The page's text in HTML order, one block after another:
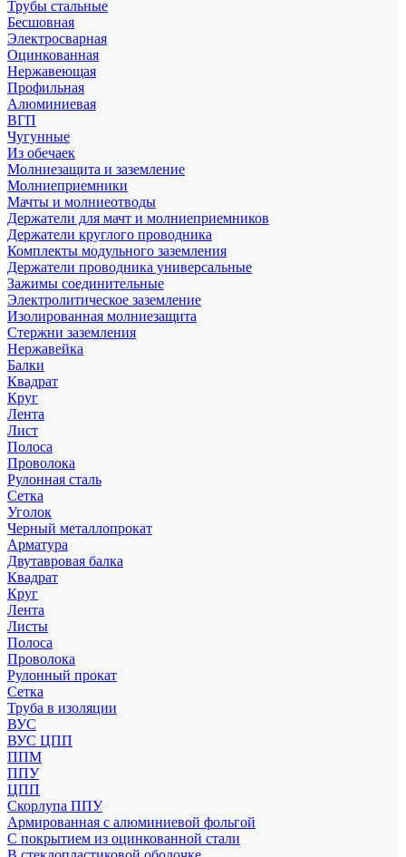
Трубы стальные
Бесшовная
Электросварная
Оцинкованная
Нержавеющая
Профильная
Алюминиевая
ВГП
Чугунные
Из обечаек
Молниезащита и заземление
Молниеприемники
Мачты и молниеотводы
Держатели для мачт и молниеприемников
Держатели круглого проводника
Комплекты модульного заземления
Держатели проводника универсальные
Зажимы соединительные
Электролитическое заземление
Изолированная молниезащита
Стержни заземления
Нержавейка
Балки
Квадрат
Круг
Лента
Лист
Полоса
Проволока
Рулонная сталь
Сетка
Уголок
Черный металлопрокат
Арматура
Двутавровая балка
Квадрат
Круг
Лента
Листы
Полоса
Проволока
Рулонный прокат
Сетка
Труба в изоляции
ВУС
ВУС ЦПП
ППМ
ППУ
ЦПП
Скорлупа ППУ
Армированная с алюминиевой фольгой
С покрытием из оцинкованной стали